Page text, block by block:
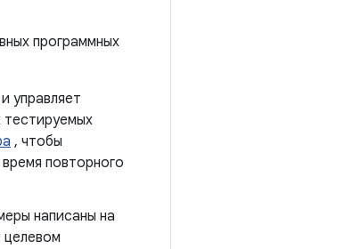
программных
управляет
тестируемых
, чтобы
повторного
написаны на
целевом